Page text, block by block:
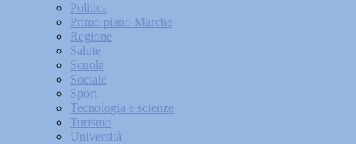
Politica
Primo piano Marche
Regione
Salute
Scuola
Sociale
Sport
Tecnologia e scienze
Turismo
Università